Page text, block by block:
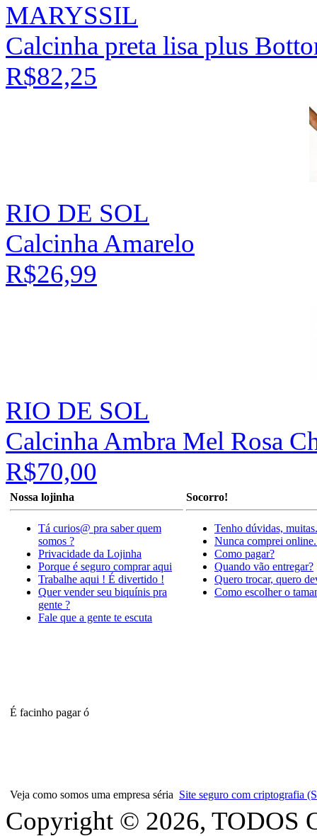
MARYSSIL
Calcinha preta lisa plus
R$82,25
RIO DE SOL
Calcinha Amarelo
R$26,99
RIO DE SOL
Calcinha Ambra Mel Rosa
R$70,00
Nossa lojinha
Tá curios@ pra saber quem
somos ?
Privacidade da Lojinha
Porque é seguro comprar aqui
Trabalhe aqui ! É divertido !
Quer vender seu biquínis pra
gente ?
Fale que a gente te escuta
Socorro!
Tenho dúvidas, muitas.
Nunca comprei online.
Como pagar?
Quando vão entregar?
Quero trocar, quero
Como escolher o
É facinho pagar ó
Veja como somos uma empresa séria Site seguro com criptografia
Copyright © 2026, TODOS